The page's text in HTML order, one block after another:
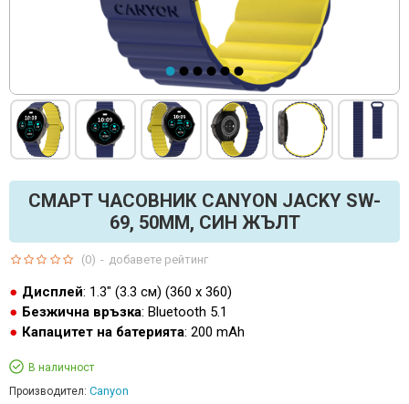
СМАРТ ЧАСОВНИК CANYON JACKY SW-
69, 50ММ, СИН ЖЪЛТ
Дисплей: 1.3" (3.3 см) (360 х 360)
Безжична връзка: Bluetooth 5.1
Капацитет на батерията: 200 mAh
В наличност
Производител: Canyon
(0) - добавете рейтинг